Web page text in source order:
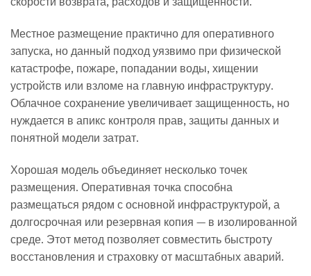
Местное размещение практично для оперативного
запуска, но данный подход уязвимо при физической
катастрофе, пожаре, попадании воды, хищении
устройств или взломе на главную инфраструктуру.
Облачное сохранение увеличивает защищенность, но
нуждается в апикс контроля прав, защиты данных и
понятной модели затрат.
Хорошая модель объединяет несколько точек
размещения. Оперативная точка способна
размещаться рядом с основной инфраструктурой, а
долгосрочная или резервная копия — в изолированной
среде. Этот метод позволяет совместить быстроту
восстановления и страховку от масштабных аварий.